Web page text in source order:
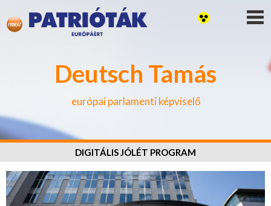
Deutsch Tamás
európai parlamenti képviselő
DIGITÁLIS JÓLÉT PROGRAM